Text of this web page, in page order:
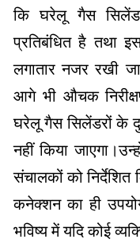
कि घरेलू गैस
प्रतिबंधित है तथा
लगातार नजर रखी
आगे भी औचक
घरेलू गैस सिलेंडरों के
नहीं किया
संचालकों को
कनेक्शन का ही
भविष्य में यदि कोई